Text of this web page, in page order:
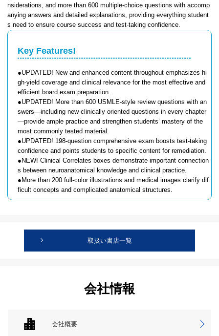
nsiderations, and more than 600 multiple-choice questions with accomp
anying answers and detailed explanations, providing everything student
s need to ensure course success and test-taking confidence.
Key Features!
●UPDATED! New and enhanced content throughout emphasizes hi
gh-yield coverage and clinical relevance for the most effective and
efficient board exam preparation.
●UPDATED! More than 600 USMLE-style review questions with an
swers—including new clinically oriented questions in every chapter
—provide ample practice and strengthen students’ mastery of the
most commonly tested material.
●UPDATED! 198-question comprehensive exam boosts test-taking
confidence and points students to specific content for remediation.
●NEW! Clinical Correlates boxes demonstrate important connection
s between neuroanatomical knowledge and clinical practice.
●More than 200 full-color illustrations and medical images clarify dif
ficult concepts and complicated anatomical structures.
取扱い書店一覧
会社情報
会社概要